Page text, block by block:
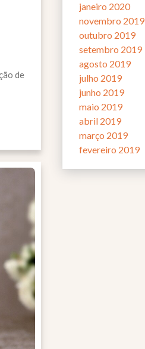
de
janeiro 2020
novembro 2019
outubro 2019
setembro 2019
agosto 2019
julho 2019
junho 2019
maio 2019
abril 2019
março 2019
fevereiro 2019